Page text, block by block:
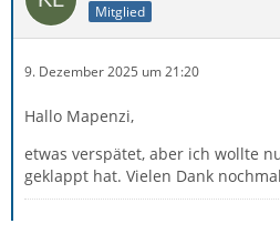
Mitglied
9. Dezember 2025 um 21:20
Hallo Mapenzi,
etwas verspätet, aber ich wollte
geklappt hat. Vielen Dank